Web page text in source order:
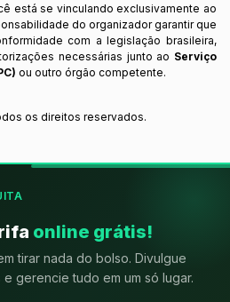
está se vinculando exclusivamente ao
do organizador garantir que
com a legislação brasileira,
necessárias junto ao Serviço
ou outro órgão competente.
os direitos reservados.
online grátis!
tirar nada do bolso. Divulgue
gerencie tudo em um só lugar.